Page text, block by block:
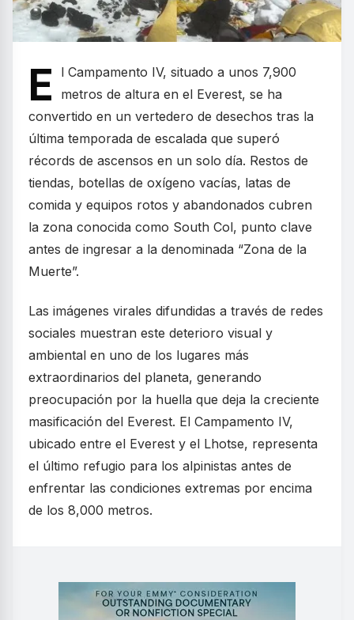
E
l Campamento IV, situado a unos 7,900
metros de altura en el Everest, se ha
convertido en un vertedero de desechos tras la
última temporada de escalada que superó
récords de ascensos en un solo día. Restos de
tiendas, botellas de oxígeno vacías, latas de
comida y equipos rotos y abandonados cubren
la zona conocida como South Col, punto clave
antes de ingresar a la denominada “Zona de la
Muerte”.
Las imágenes virales difundidas a través de redes
sociales muestran este deterioro visual y
ambiental en uno de los lugares más
extraordinarios del planeta, generando
preocupación por la huella que deja la creciente
masificación del Everest. El Campamento IV,
ubicado entre el Everest y el Lhotse, representa
el último refugio para los alpinistas antes de
enfrentar las condiciones extremas por encima
de los 8,000 metros.